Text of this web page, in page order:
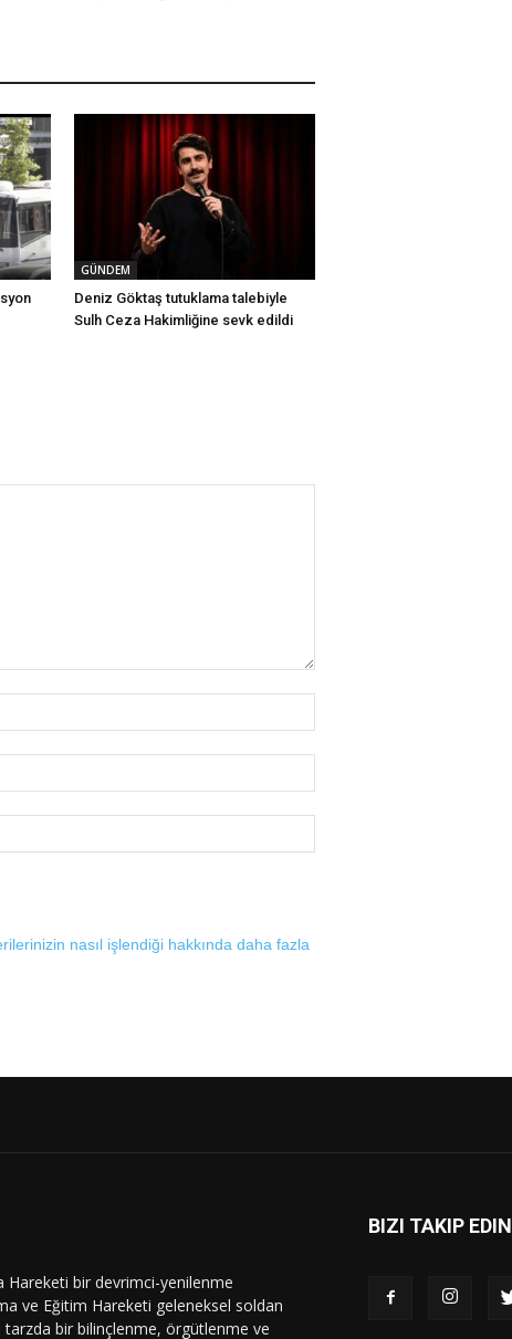
GÜNDEM
Deniz Göktaş tutuklama talebiyle
Sulh Ceza Hakimliğine sevk edildi
nasıl işlendiği hakkında daha fazla
Hareketi bir devrimci-yenilenme
ve Eğitim Hareketi geleneksel soldan
tarzda bir bilinçlenme, örgütlenme ve
BIZI TAKIP EDIN